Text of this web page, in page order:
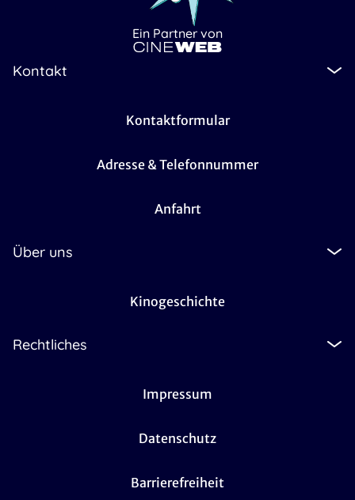
Ein Partner von
Kontakt
Kontaktformular
Adresse & Telefonnummer
Anfahrt
Über uns
Kinogeschichte
Rechtliches
Impressum
Datenschutz
Barrierefreiheit